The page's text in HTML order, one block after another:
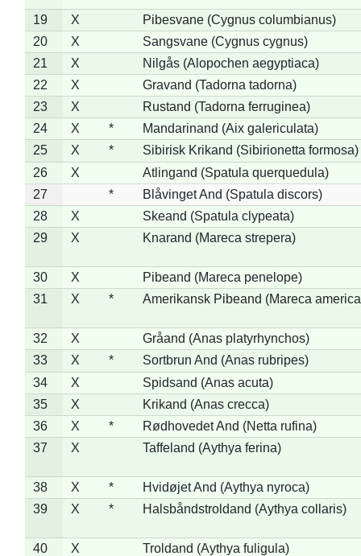
19 X
Pibesvane (Cygnus columbianus)
20
X
Sangsvane (Cygnus cygnus)
21
X
Nilgås (Alopochen aegyptiaca)
22
X
Gravand (Tadorna tadorna)
23
X
Rustand (Tadorna ferruginea)
24
X *
Mandarinand (Aix galericulata)
25
X *
Sibirisk Krikand (Sibirionetta formosa)
26
X
Atlingand (Spatula querquedula)
27
*
Blåvinget And (Spatula discors)
28
X
Skeand (Spatula clypeata)
29
X Knarand (Mareca strepera)
30 X
Pibeand (Mareca penelope)
31
X * Amerikansk Pibeand (Mareca
32 X
Gråand (Anas platyrhynchos)
33
X *
Sortbrun And (Anas rubripes)
34
X
Spidsand (Anas acuta)
35
X
Krikand (Anas crecca)
36
X *
Rødhovedet And (Netta rufina)
37
X Taffeland (Aythya ferina)
38 X *
Hvidøjet And (Aythya nyroca)
39
X * Halsbåndstroldand (Aythya collaris)
40 X
Troldand (Aythya fuligula)